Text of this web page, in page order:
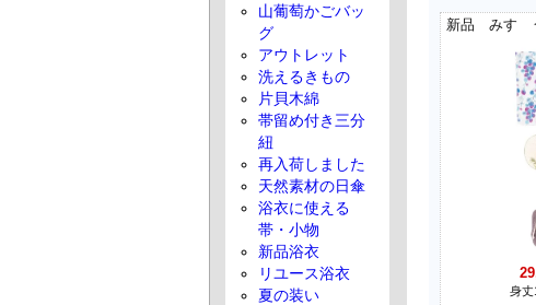
身
山葡萄かごバッ
グ
アウトレット
洗えるきもの
片貝木綿
帯留め付き三分
紐
再入荷しました
天然素材の日傘
浴衣に使える
帯・小物
新品浴衣
リユース浴衣
夏の装い